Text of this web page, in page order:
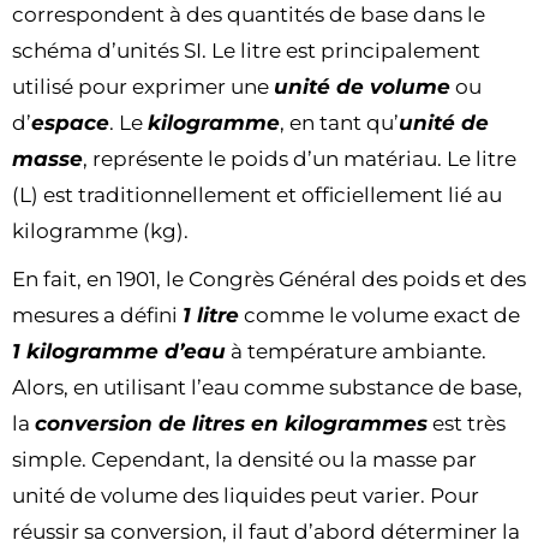
correspondent à des quantités de base dans le
schéma d’unités SI. Le litre est principalement
utilisé pour exprimer une unité de volume ou
d’espace. Le kilogramme, en tant qu’unité de
masse, représente le poids d’un matériau. Le litre
(L) est traditionnellement et officiellement lié au
kilogramme (kg).
En fait, en 1901, le Congrès Général des poids et des
mesures a défini 1 litre comme le volume exact de
1 kilogramme d’eau à température ambiante.
Alors, en utilisant l’eau comme substance de base,
la conversion de litres en kilogrammes est très
simple. Cependant, la densité ou la masse par
unité de volume des liquides peut varier. Pour
réussir sa conversion, il faut d’abord déterminer la